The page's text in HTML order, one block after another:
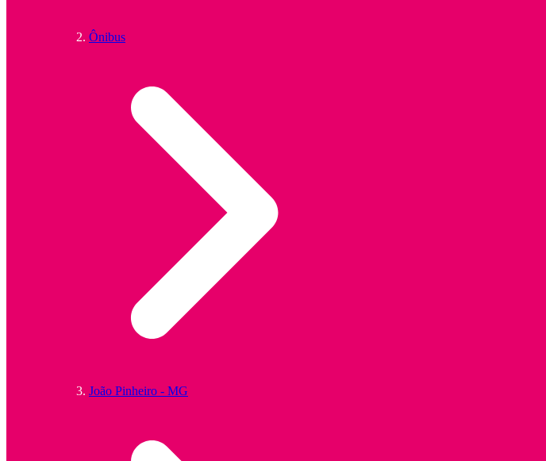
Ônibus
João Pinheiro - MG